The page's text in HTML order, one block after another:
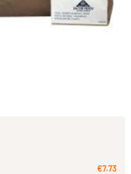
€7.73